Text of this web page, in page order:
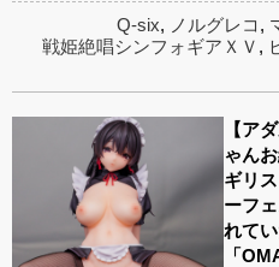
Q-six, ノルグレコ ,
戦姫絶唱シンフォギアＸＶ ,
【ア
ゃん
ギリ
ーフ
れて
「